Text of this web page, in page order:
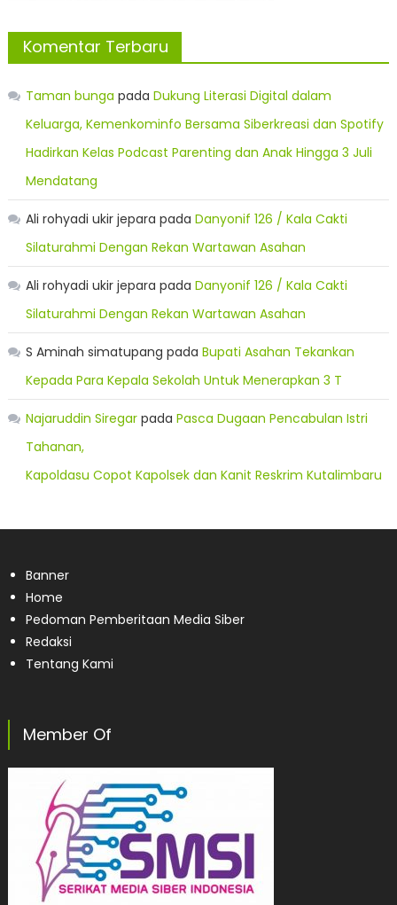
Komentar Terbaru
Taman bunga pada Dukung Literasi Digital dalam
Keluarga, Kemenkominfo Bersama Siberkreasi dan Spotify
Hadirkan Kelas Podcast Parenting dan Anak Hingga 3 Juli
Mendatang
Ali rohyadi ukir jepara pada Danyonif 126 / Kala Cakti
Silaturahmi Dengan Rekan Wartawan Asahan
Ali rohyadi ukir jepara pada Danyonif 126 / Kala Cakti
Silaturahmi Dengan Rekan Wartawan Asahan
S Aminah simatupang pada Bupati Asahan Tekankan
Kepada Para Kepala Sekolah Untuk Menerapkan 3 T
Najaruddin Siregarpada Pasca Dugaan Pencabulan Istri
Tahanan,
Kapoldasu Copot Kapolsek dan Kanit Reskrim Kutalimbaru
Banner
Home
Pedoman Pemberitaan Media Siber
Redaksi
Tentang Kami
Member Of